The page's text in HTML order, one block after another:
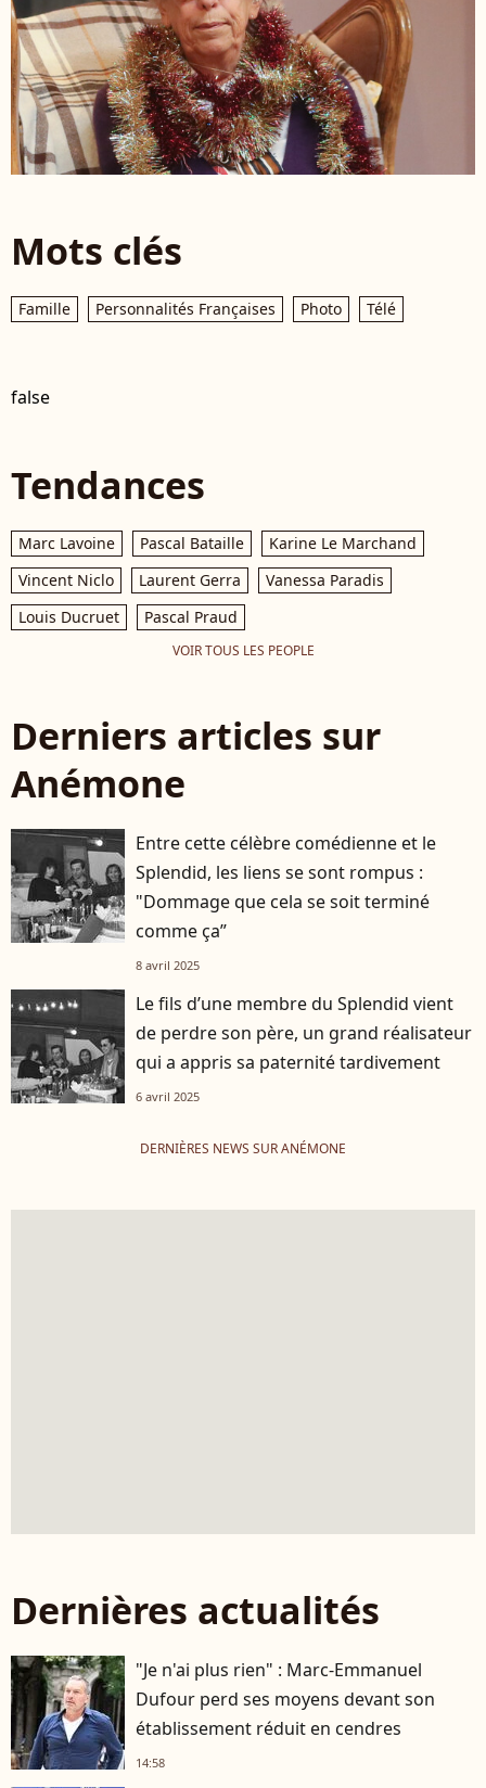
Mots clés
Famille Personnalités Françaises Photo Télé
false
Tendances
Marc Lavoine Pascal Bataille
Karine Le Marchand
Vincent Niclo
Laurent Gerra
Vanessa Paradis
Louis Ducruet
Pascal Praud
VOIR TOUS LES PEOPLE
Derniers articles sur
Anémone
Entre cette célèbre comédienne et le
Splendid, les liens se sont rompus :
"Dommage que cela se soit terminé
comme ça”
8 avril 2025
Le fils d’une membre du Splendid vient
de perdre son père, un grand réalisateur
qui a appris sa paternité tardivement
6 avril 2025
DERNIÈRES NEWS SUR ANÉMONE
Dernières actualités
"Je n'ai plus rien" : Marc-Emmanuel
Dufour perd ses moyens devant son
établissement réduit en cendres
14:58